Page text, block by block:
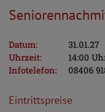
Datum:
31.01.27
Uhrzeit:
14:00
Infotelefon:
08406
Eintrittspreise